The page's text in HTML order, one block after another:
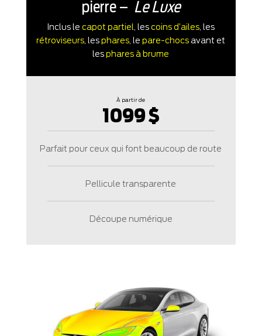
pierre – Le Luxe
Inclus le capot partiel, les coins d’ailes, les
rétroviseurs, lesphares, lepare-chocs avant et
lesphares à brume
À partir de
1099 $
Parfait pour ceux qui font beaucoup de route
Pellicule transparente
Découpe numérique